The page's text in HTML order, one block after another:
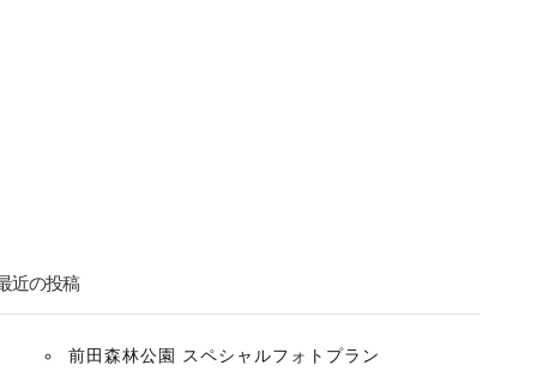
近の投稿
前田森林公園 スペシャルフォトプラン